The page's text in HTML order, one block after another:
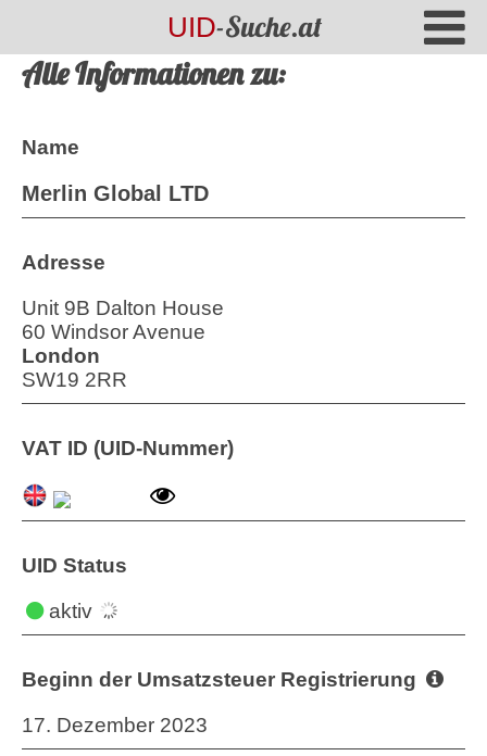
UID-Suche.at
Alle Informationen zu:
Name
Merlin Global LTD
Adresse
Unit 9B Dalton House
60 Windsor Avenue
London
SW19 2RR
VAT ID (UID-Nummer)
UID Status
aktiv
Beginn der Umsatzsteuer Registrierung
17. Dezember 2023